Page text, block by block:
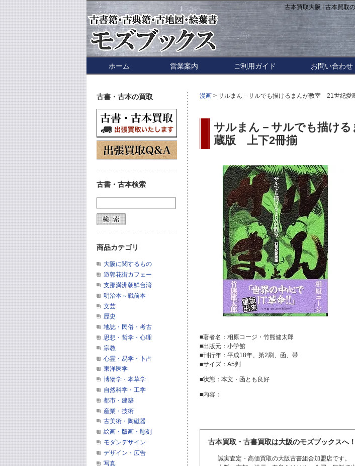
古本買取大阪 | 古本買取
ホーム 営業案内 ご利用ガイド お問い合わせ
漫画 > サルまん－サルでも描けるまんが教室 21世紀
サルまん－サルでも描け
蔵版 上下2冊揃
■著者名：相原コージ・竹熊健太郎
■出版元：小学館
■刊行年：平成18年、第2刷、函、帯
■サイズ：A5判
■状態：本文・函とも良好
■内容：
古本買取・古書買取は大阪のモズブックスへ！
誠実査定・高価買取の大阪古書組合加盟店です。
古書・古本の買取
古書・古本検索
商品カテゴリ
大阪に関するもの
遊郭花街カフェー
支那満洲朝鮮台湾
明治本～戦前本
文芸
歴史
地誌・民俗・考古
思想・哲学・心理
宗教
心霊・易学・卜占
東洋医学
博物学・本草学
自然科学・工学
都市・建築
産業・技術
古美術・陶磁器
絵画・版画・彫刻
モダンデザイン
デザイン・広告
写真